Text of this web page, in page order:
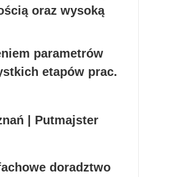
oraz wysoką
parametrów
etapów prac.
doradztwo